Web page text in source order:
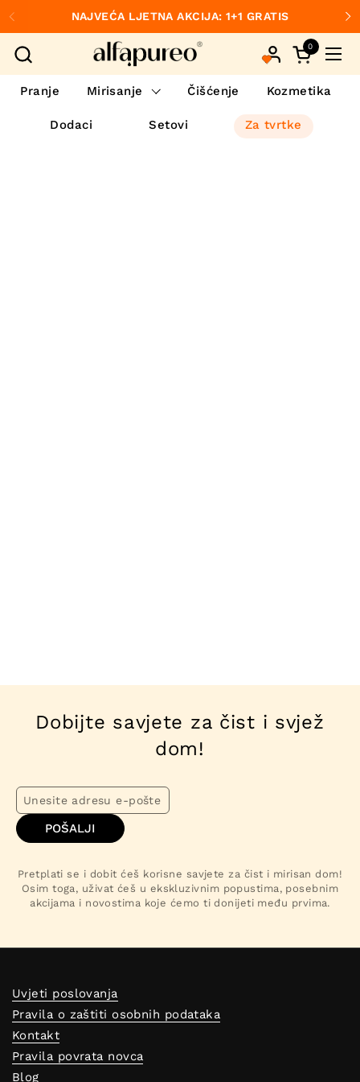
Preskoči na sadržaj
Prethodno
NAJVEĆA LJETNA AKCIJA: 1+1 GRATIS
Otvori
0
Pranje Mirisanje Čišćenje Kozmetika
Dodaci Setovi Za tvrtke
Dobijte savjete za čist i svjež
dom!
POŠALJI
Pretplati se i dobit ćeš korisne savjete za čist i mirisan dom!
Osim toga, uživat ćeš u ekskluzivnim popustima, posebnim
akcijama i novostima koje ćemo ti donijeti među prvima.
Uvjeti poslovanja
Pravila o zaštiti osobnih podataka
Kontakt
Pravila povrata novca
Blog